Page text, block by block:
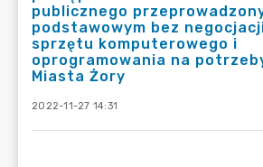
publicznego
podstawowym bez
sprzętu komputerowego i
oprogramowania na
Miasta Żory
2022-11-27 14:31